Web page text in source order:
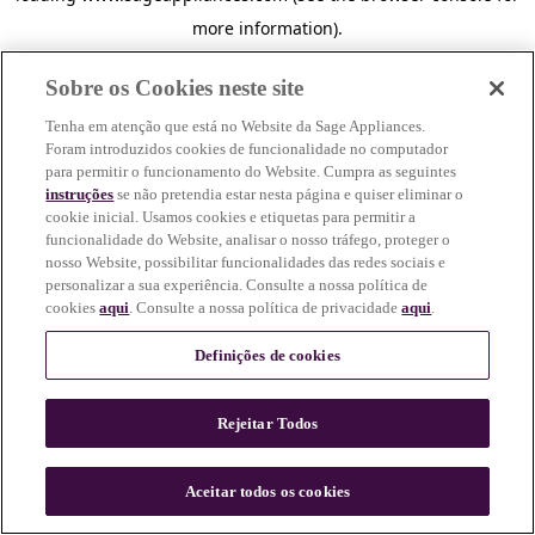
more information).
n
Sobre os Cookies neste site
Tenha em atenção que está no Website da Sage Appliances.
Foram introduzidos cookies de funcionalidade no computador
para permitir o funcionamento do Website. Cumpra as seguintes
instruções se não pretendia estar nesta página e quiser eliminar o
cookie inicial. Usamos cookies e etiquetas para permitir a
funcionalidade do Website, analisar o nosso tráfego, proteger o
nosso Website, possibilitar funcionalidades das redes sociais e
personalizar a sua experiência. Consulte a nossa política de
cookiesaqui. Consulte a nossa política de privacidadeaqui.
Definições de cookies
Rejeitar Todos
Aceitar todos os cookies